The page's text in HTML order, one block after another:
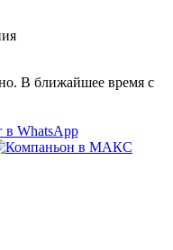
В ближайшее время с